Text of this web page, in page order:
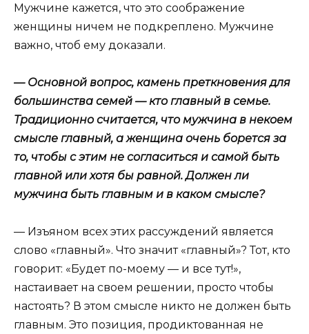
Мужчине кажется, что это соображение
женщины ничем не подкреплено. Мужчине
важно, чтоб ему доказали.
— Основной вопрос, камень преткновения для
большинства семей — кто главный в семье.
Традиционно считается, что мужчина в некоем
смысле главный, а женщина очень борется за
то, чтобы с этим не согласиться и самой быть
главной или хотя бы равной. Должен ли
мужчина быть главным и в каком смысле?
— Изъяном всех этих рассуждений является
слово «главный». Что значит «главный»? Тот, кто
говорит: «Будет по-моему — и все тут!»,
настаивает на своем решении, просто чтобы
настоять? В этом смысле никто не должен быть
главным. Это позиция, продиктованная не